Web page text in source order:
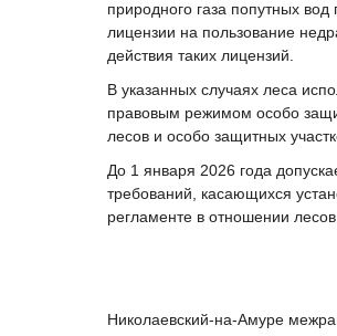
природного газа попутных
лицензии на пользование
действия таких лицензий.
В указанных случаях леса
правовым режимом особо
лесов и особо защитных
До 1 января 2026 года
требований, касающихся
регламенте в отношении
Николаевский-на-Амуре